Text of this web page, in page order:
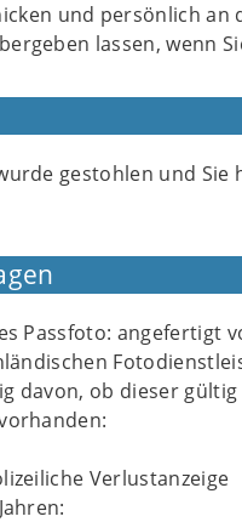
und persönlich an
lassen, wenn
gestohlen und Sie
Passfoto: angefertigt
davon, ob dieser
Verlustanzeige